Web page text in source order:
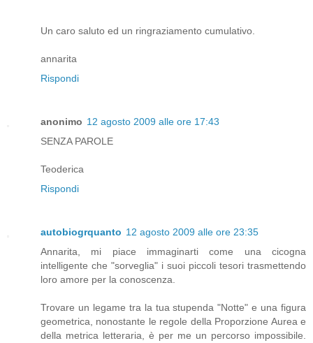
Un caro saluto ed un ringraziamento cumulativo.
annarita
Rispondi
anonimo 12 agosto 2009 alle ore 17:43
SENZA PAROLE
Teoderica
Rispondi
autobiogrquanto 12 agosto 2009 alle ore 23:35
Annarita, mi piace immaginarti come una cicogna
intelligente che "sorveglia" i suoi piccoli tesori trasmettendo
loro amore per la conoscenza.
Trovare un legame tra la tua stupenda "Notte" e una figura
geometrica, nonostante le regole della Proporzione Aurea e
della metrica letteraria, è per me un percorso impossibile.